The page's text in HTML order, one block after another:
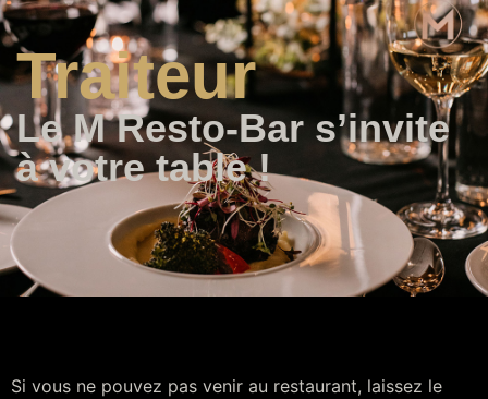
Traiteur
Le M Resto-Bar s’invite
à votre table !
Si vous ne pouvez pas venir au restaurant, laissez le